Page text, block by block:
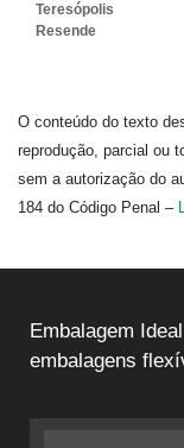
Teresópolis
Resende
O conteúdo do texto
reprodução, parcial ou
sem a autorização do
184 do Código Penal –
Embalagem
embalagens